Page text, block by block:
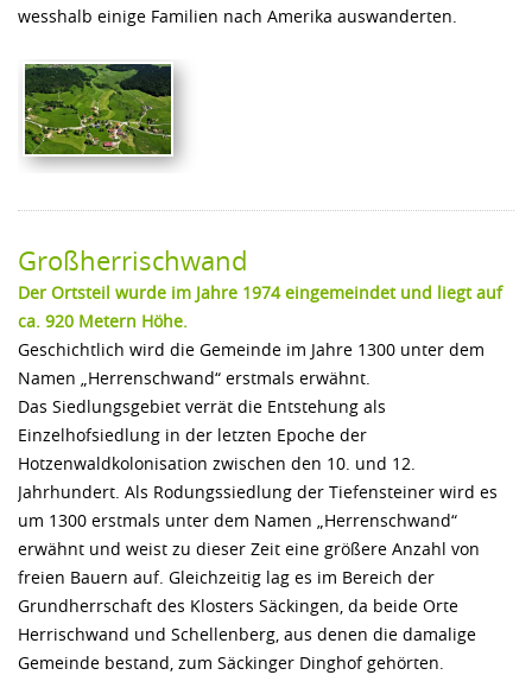
wesshalb einige Familien nach Amerika auswanderten.
Großherrischwand
Der Ortsteil wurde im Jahre 1974 eingemeindet und liegt auf
ca. 920 Metern Höhe.
Geschichtlich wird die Gemeinde im Jahre 1300 unter dem
Namen „Herrenschwand“ erstmals erwähnt.
Das Siedlungsgebiet verrät die Entstehung als
Einzelhofsiedlung in der letzten Epoche der
Hotzenwaldkolonisation zwischen den 10. und 12.
Jahrhundert. Als Rodungssiedlung der Tiefensteiner wird es
um 1300 erstmals unter dem Namen „Herrenschwand“
erwähnt und weist zu dieser Zeit eine größere Anzahl von
freien Bauern auf. Gleichzeitig lag es im Bereich der
Grundherrschaft des Klosters Säckingen, da beide Orte
Herrischwand und Schellenberg, aus denen die damalige
Gemeinde bestand, zum Säckinger Dinghof gehörten.